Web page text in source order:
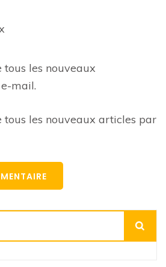
tous les nouveaux
mail.
tous les nouveaux articles par